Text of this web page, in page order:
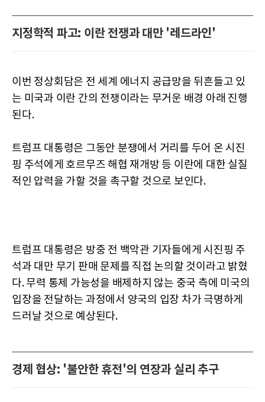
지정학적 파고: 이란 전쟁과 대만 '레드라인'
이번 정상회담은 전 세계 에너지 공급망을 뒤흔들고 있
는 미국과 이란 간의 전쟁이라는 무거운 배경 아래 진행
된다.
트럼프 대통령은 그동안 분쟁에서 거리를 두어 온 시진
핑 주석에게 호르무즈 해협 재개방 등 이란에 대한 실질
적인 압력을 가할 것을 촉구할 것으로 보인다.
트럼프 대통령은 방중 전 백악관 기자들에게 시진핑 주
석과 대만 무기 판매 문제를 직접 논의할 것이라고 밝혔
다. 무력 통제 가능성을 배제하지 않는 중국 측에 미국의
입장을 전달하는 과정에서 양국의 입장 차가 극명하게
드러날 것으로 예상된다.
경제 협상: '불안한 휴전'의 연장과 실리 추구